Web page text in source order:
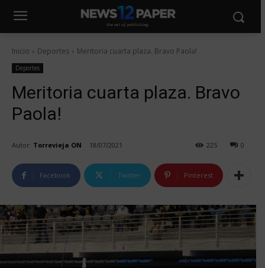
Inicio Deportes Meritoria cuarta plaza. Bravo Paola!
Deportes
Meritoria cuarta plaza. Bravo
Paola!
Autor: Torrevieja ON 18/07/2021 0
225
Facebook Twitter Pinterest